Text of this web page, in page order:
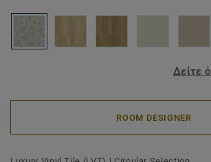
Δείτε
ROOM DESIGNER